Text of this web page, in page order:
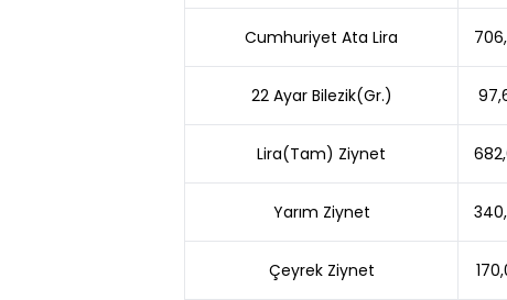
Cumhuriyet Ata Lira
22 Ayar Bilezik(Gr.)
Lira(Tam) Ziynet
Yarım Ziynet
Çeyrek Ziynet